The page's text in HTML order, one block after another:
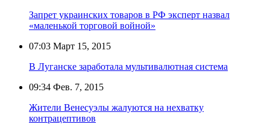
Запрет украинских товаров в РФ эксперт назвал
«маленькой торговой войной»
07:03 Март 15, 2015
В Луганске заработала мультивалютная система
09:34 Фев. 7, 2015
Жители Венесуэлы жалуются на нехватку
контрацептивов